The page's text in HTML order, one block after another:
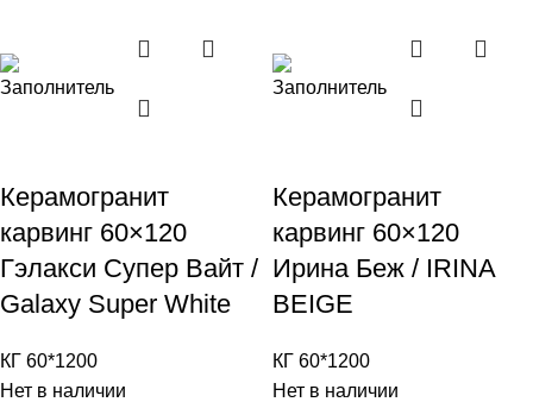
Керамогранит
карвинг 60×120
Гэлакси Супер Вайт /
Galaxy Super White
КГ 60*1200
Нет в наличии
Керамогранит
карвинг 60×120
Ирина Беж / IRINA
BEIGE
КГ 60*1200
Нет в наличии